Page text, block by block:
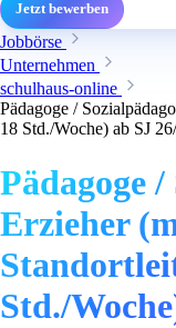
Jetzt bewerben
Jobbörse
Unternehmen
schulhaus-online
Pädagoge /
18 Std./Woche) ab SJ
Pädagoge
Erzieher
Std./